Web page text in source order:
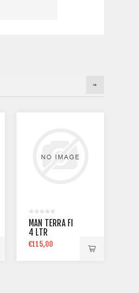
MAN TERRA FI
4 LTR
€115,00